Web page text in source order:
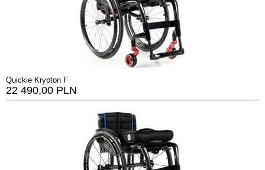
Quickie Krypton F
22 490,00 PLN